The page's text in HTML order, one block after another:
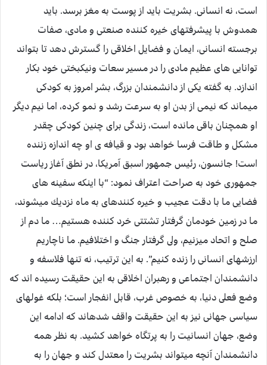
است، نه انسانى. بشريت بايد از پوست به مغز برسد. بايد
همدوش با پيشرفتهاى خيره كننده صنعتى و مادى، صفات
برجسته انسانى، ايمان و فضايل اخلاقى را گسترش دهد تا بتواند
توانايى هاى عظيم مادى را در مسير سعات ونيكبختى خود بكار
اندازد. به گفته يكى از دانشمندان بزرگ، بشر امروز به كودكى
ميماند كه نيمى از بدن او به سرعت رشد و نمو كرده، اما نيم ديگر
او همچنان باقى مانده است، زندگى براى چنين كودكى چقدر
مشكل و طاقت فرسا خواهد بود و قيافه‏ ى او چه اندازه زننده
است! جانسون، رئيس جمهور اسبق آمريكا، در نطق آغاز رياست
جمهورى خود به صراحت اعتراف نمود: “با اينكه سفينه‏ هاى
فضايى ما با دقت عجيب و خيره كنندهاى به ماه نزديك ميشوند،
ما در زمين خودمان گرفتار تشتتى خرد كننده هستيم… ما دم از
صلح و اتحاد ميزنيم، ولى گرفتار جنگ و اختلافيم. ما ناچاريم
ارزشهاى انسانى را زنده كنيم”. به اين ترتيب، نه تنها فلاسفه و
دانشمندان اجتماعى و رهبران اخلاقى به اين حقيقت رسيده اند كه
وضع فعلى دنيا، به خصوص غرب، قابل انفجار است؛ بلكه غولهاى
سياسى جهانى نيز به اين حقيقت واقف شده‏اند كه ادامه اين
وضع، جهان انسانيت را به پرتگاه خواهد كشيد. به نظر همه
دانشمندان آنچه ميتواند بشريت را معتدل كند و جهان را به